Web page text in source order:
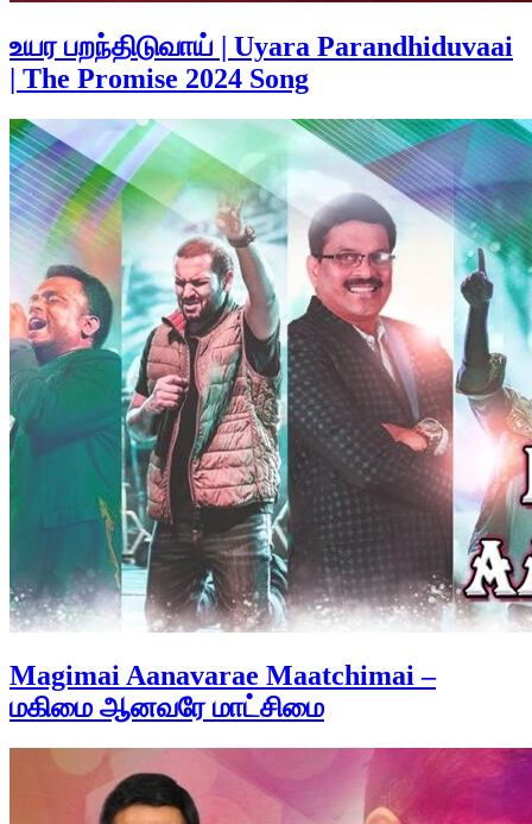
உயர பறந்திடுவாய் | Uyara Parandhiduvaai
| The Promise 2024 Song
Magimai Aanavarae Maatchimai –
மகிமை ஆனவரே மாட்சிமை